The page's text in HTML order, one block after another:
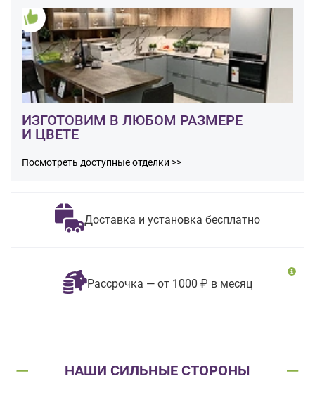
ИЗГОТОВИМ В ЛЮБОМ РАЗМЕРЕ
И ЦВЕТЕ
Посмотреть доступные отделки >>
Доставка и установка бесплатно
Рассрочка — от 1000 ₽ в месяц
НАШИ СИЛЬНЫЕ СТОРОНЫ